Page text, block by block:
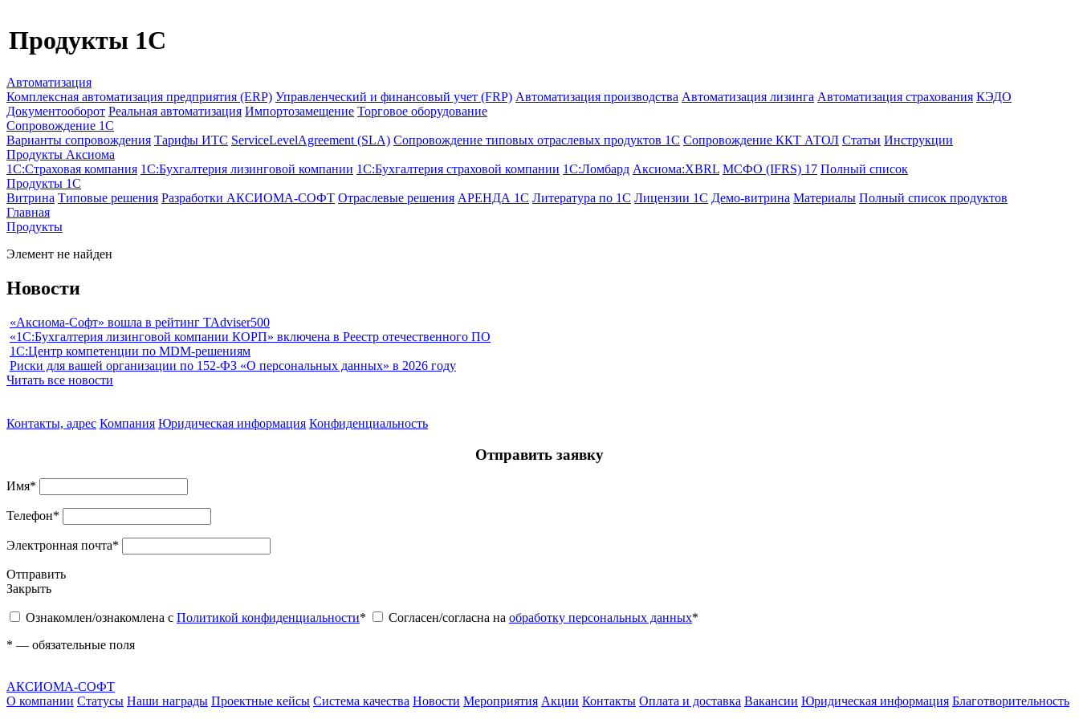
Продукты 1C
Автоматизация
Комплексная автоматизация предприятия (ERP) Управленческий и финансовый учет (FRP) Автоматизация производства Автоматизация лизинга Автоматизация страхования КЭДО
Документооборот Реальная автоматизация Импортозамещение Торговое оборудование
Сопровождение 1С
Варианты сопровождения Тарифы ИТС ServiceLevelAgreement (SLA) Сопровождение типовых отраслевых продуктов 1С Сопровождение ККТ АТОЛ Статьи Инструкции
Продукты Аксиома
1С:Страховая компания 1С:Бухгалтерия лизинговой компании 1С:Бухгалтерия страховой компании 1С:Ломбард Аксиома:XBRL МСФО (IFRS) 17 Полный список
Продукты 1С
Витрина Типовые решения Разработки АКСИОМА-СОФТ Отраслевые решения АРЕНДА 1С Литература по 1С Лицензии 1C Демо-витрина Материалы Полный список продуктов
Главная
Продукты
Элемент не найден
Новости
«Аксиома-Софт» вошла в рейтинг TAdviser500
«1С:Бухгалтерия лизинговой компании КОРП» включена в Реестр отечественного ПО
1С:Центр компетенции по MDM-решениям
Риски для вашей организации по 152-ФЗ «О персональных данных» в 2026 году
Читать все новости
Контакты, адрес Компания Юридическая информация Конфиденциальность
Отправить заявку
Имя*
Телефон*
Электронная почта*
Отправить
Закрыть
Ознакомлен/ознакомлена с Политикой конфиденциальности* Согласен/согласна на обработку персональных данных*
* — обязательные поля
АКСИОМА-СОФТ
О компании Статусы Наши награды Проектные кейсы Система качества Новости Мероприятия Акции Контакты Оплата и доставка Вакансии Юридическая информация Благотворительность